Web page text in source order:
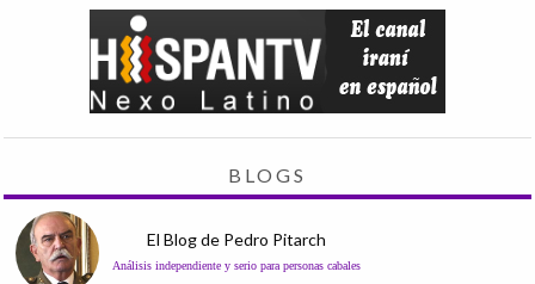
BLOGS
El Blog de Pedro Pitarch
Análisis independiente y serio para personas cabales